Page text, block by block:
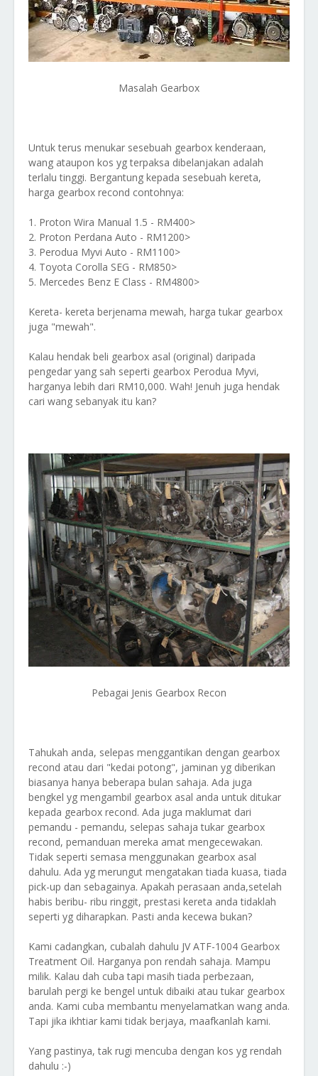
Masalah Gearbox
Untuk terus menukar sesebuah gearbox kenderaan,
wang ataupon kos yg terpaksa dibelanjakan adalah
terlalu tinggi. Bergantung kepada sesebuah kereta,
harga gearbox recond contohnya:
1. Proton Wira Manual 1.5 - RM400>
2. Proton Perdana Auto - RM1200>
3. Perodua Myvi Auto - RM1100>
4. Toyota Corolla SEG - RM850>
5. Mercedes Benz E Class - RM4800>
Kereta- kereta berjenama mewah, harga tukar gearbox
juga "mewah".
Kalau hendak beli gearbox asal (original) daripada
pengedar yang sah seperti gearbox Perodua Myvi,
harganya lebih dari RM10,000. Wah! Jenuh juga hendak
cari wang sebanyak itu kan?
Pebagai Jenis Gearbox Recon
Tahukah anda, selepas menggantikan dengan gearbox
recond atau dari "kedai potong", jaminan yg diberikan
biasanya hanya beberapa bulan sahaja. Ada juga
bengkel yg mengambil gearbox asal anda untuk ditukar
kepada gearbox recond. Ada juga maklumat dari
pemandu - pemandu, selepas sahaja tukar gearbox
recond, pemanduan mereka amat mengecewakan.
Tidak seperti semasa menggunakan gearbox asal
dahulu. Ada yg merungut mengatakan tiada kuasa, tiada
pick-up dan sebagainya. Apakah perasaan anda,setelah
habis beribu- ribu ringgit, prestasi kereta anda tidaklah
seperti yg diharapkan. Pasti anda kecewa bukan?
Kami cadangkan, cubalah dahulu JV ATF-1004 Gearbox
Treatment Oil. Harganya pon rendah sahaja. Mampu
milik. Kalau dah cuba tapi masih tiada perbezaan,
barulah pergi ke bengel untuk dibaiki atau tukar gearbox
anda. Kami cuba membantu menyelamatkan wang anda.
Tapi jika ikhtiar kami tidak berjaya, maafkanlah kami.
Yang pastinya, tak rugi mencuba dengan kos yg rendah
dahulu :-)